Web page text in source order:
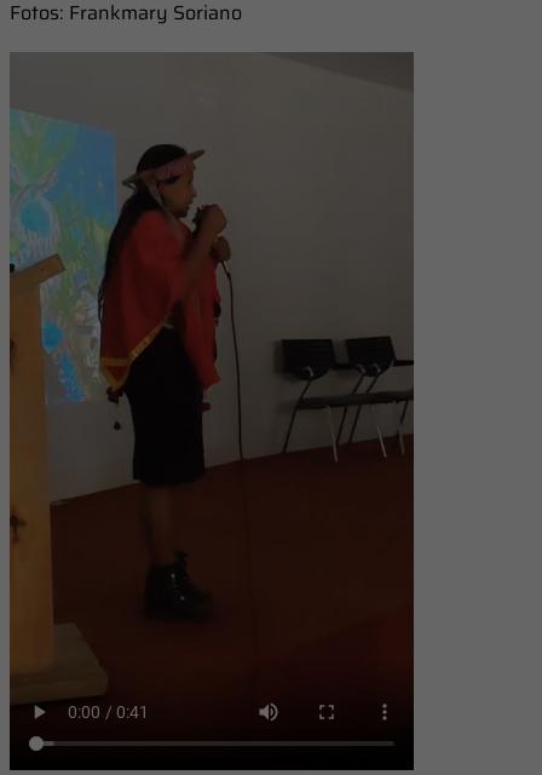
Fotos: Frankmary Soriano